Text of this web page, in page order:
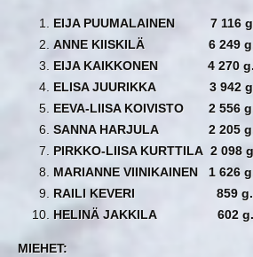
EIJA PUUMALAINEN 7 116
ANNE KIISKILÄ 6 249
EIJA KAIKKONEN 4 270 g.
ELISA JUURIKKA 3 942
EEVA-LIISA KOIVISTO 2 556
SANNA HARJULA 2 205
PIRKKO-LIISA KURTTILA 2 098
MARIANNE VIINIKAINEN 1 626
RAILI KEVERI 859 g.
HELINÄ JAKKILA 602 g.
MIEHET: